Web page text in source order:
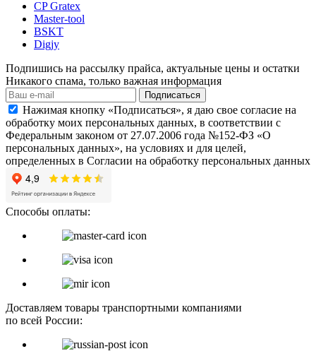
CP Gratex
Master-tool
BSKT
Digjy
Подпишись на рассылку прайса, актуальные цены и остатки
Никакого спама, только важная информация
Подписаться
Нажимая кнопку «Подписаться», я даю свое согласие на
обработку моих персональных данных, в соответствии с
Федеральным законом от 27.07.2006 года №152-ФЗ «О
персональных данных», на условиях и для целей,
определенных в Согласии на обработку персональных данных
Способы оплаты:
Доставляем товары транспортными компаниями
по всей России: